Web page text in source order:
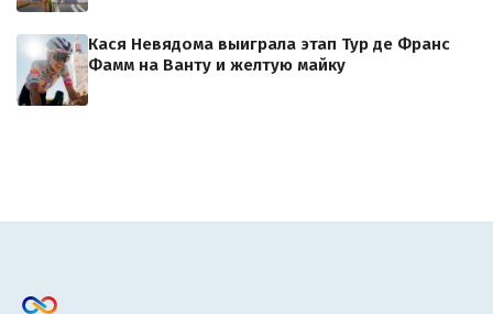
Кася Невядома выиграла этап Тур де Франс
Фамм на Ванту и желтую майку